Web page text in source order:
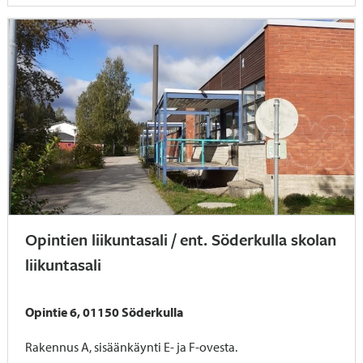
Opintien liikuntasali / ent. Söderkulla skolan
liikuntasali
Opintie 6, 01150 Söderkulla
Rakennus A, sisäänkäynti E- ja F-ovesta.